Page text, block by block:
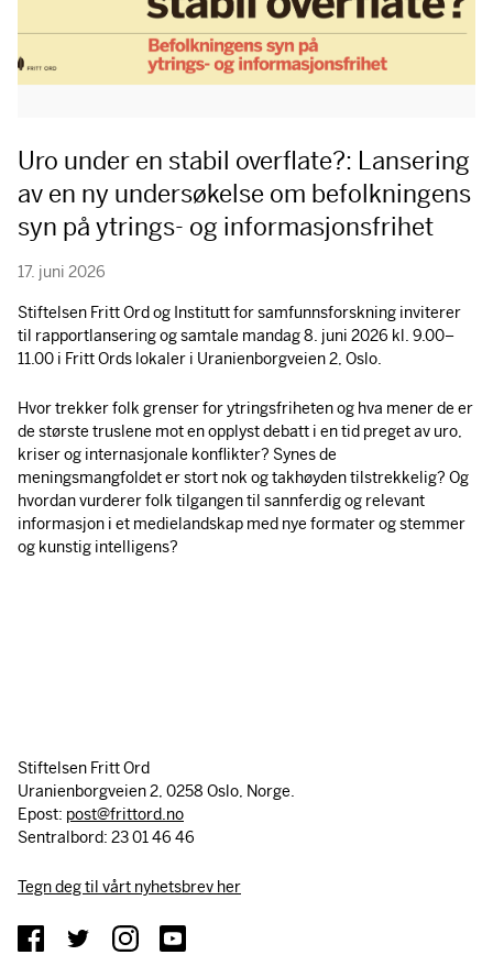
Uro under en stabil overflate?: Lansering
av en ny undersøkelse om befolkningens
syn på ytrings- og informasjonsfrihet
17. juni 2026
Stiftelsen Fritt Ord og Institutt for samfunnsforskning inviterer
til rapportlansering og samtale mandag 8. juni 2026 kl. 9.00–
11.00 i Fritt Ords lokaler i Uranienborgveien 2, Oslo.
Hvor trekker folk grenser for ytringsfriheten og hva mener de er
de største truslene mot en opplyst debatt i en tid preget av uro,
kriser og internasjonale konflikter? Synes de
meningsmangfoldet er stort nok og takhøyden tilstrekkelig? Og
hvordan vurderer folk tilgangen til sannferdig og relevant
informasjon i et medielandskap med nye formater og stemmer
og kunstig intelligens?
Stiftelsen Fritt Ord
Uranienborgveien 2, 0258 Oslo, Norge.
Epost: post@frittord.no
Sentralbord: 23 01 46 46
Tegn deg til vårt nyhetsbrev her